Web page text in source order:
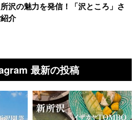
沢の魅力を発信！「沢ところ」さ
介
最新の投稿